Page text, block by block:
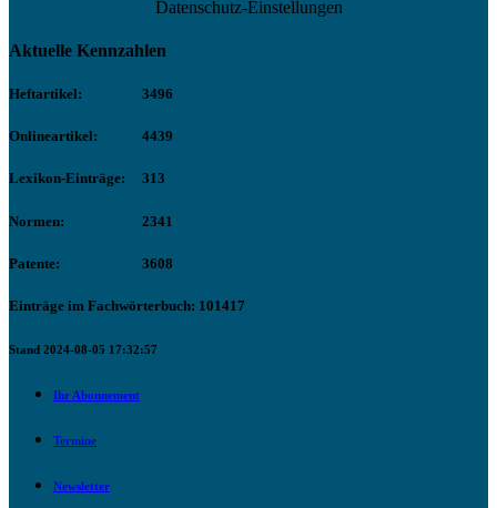
Datenschutz-Einstellungen
Aktuelle Kennzahlen
Heftartikel: 3496
Onlineartikel: 4439
Lexikon-Einträge: 313
Normen: 2341
Patente: 3608
Einträge im Fachwörterbuch: 101417
Stand 2024-08-05 17:32:57
Ihr Abonnement
Termine
Newsletter